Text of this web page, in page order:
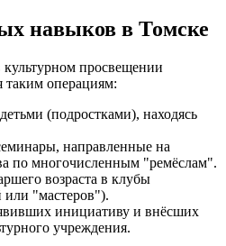
навыков в Томске
просвещении
таким операциям:
(подростками), находясь
направленные на
по многочисленным "ремёслам".
возраста в клубы
или "мастеров").
инициативу и внёсших
учреждения.